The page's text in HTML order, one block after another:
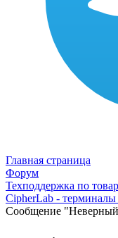
Главная страница
Форум
Техподдержка по
CipherLab -
Сообщение "Неверный